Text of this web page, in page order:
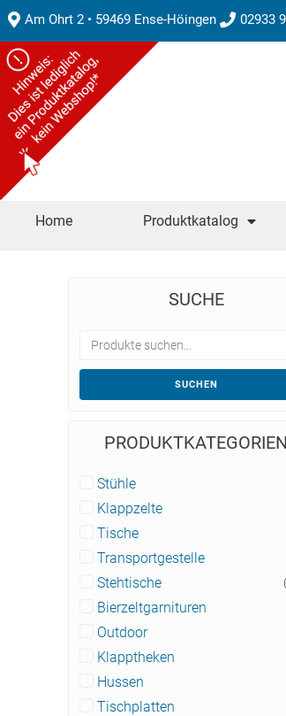
Am Ohrt 2 • 59469 Ense-Höingen 02933
Home Produktkatalog
SUCHE
SUCHEN
PRODUKTKATEGORIEN
Stühle
Klappzelte
Tische
Transportgestelle
Stehtische
Bierzeltgarnituren
Outdoor
Klapptheken
Hussen
Tischplatten